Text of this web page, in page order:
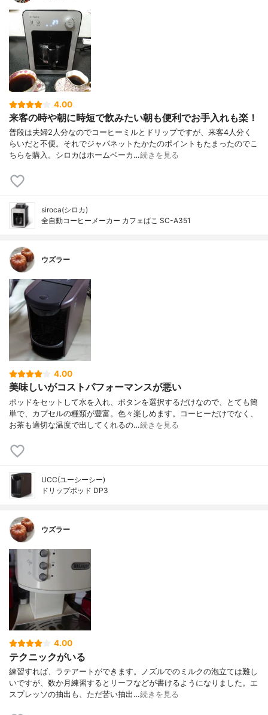
4.00
来客の時や朝に時短で飲みたい朝も便利でお手入れも楽！
普段は夫婦2人分なのでコーヒーミルとドリップですが、来客4人分く
らいだと不便。それでジャパネットたかたのポイントもたまったのでこ
ちらを購入。シロカはホームベーカ…続きを見る
siroca(シロカ)
全自動コーヒーメーカー カフェばこ SC-A351
ウズラー
4.00
美味しいがコストパフォーマンスが悪い
ポッドをセットして水を入れ、ボタンを選択するだけなので、とても簡
単で、カプセルの種類が豊富。色々楽しめます。コーヒーだけでなく、
お茶も適切な温度で出してくれるの…続きを見る
UCC(ユーシーシー)
ドリップポッド DP3
ウズラー
4.00
テクニックがいる
練習すれば、ラテアートができます。ノズルでのミルクの泡立ては難し
いですが、数か月練習するとリーフなどが書けるようになりました。エ
スプレッソの抽出も、ただ苦い抽出…続きを見る